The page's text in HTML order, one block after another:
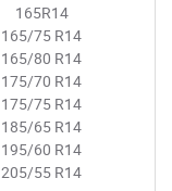
165R14
165/75 R14
165/80 R14
175/70 R14
175/75 R14
185/65 R14
195/60 R14
205/55 R14